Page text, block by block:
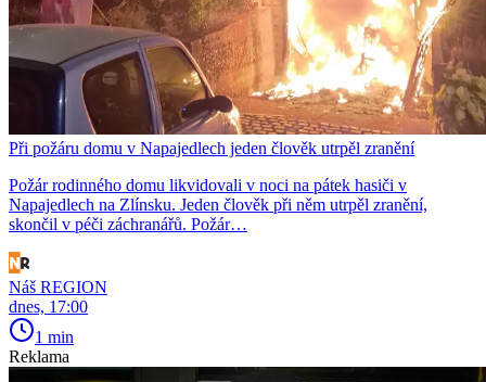
Při požáru domu v Napajedlech jeden člověk utrpěl zranění
Požár rodinného domu likvidovali v noci na pátek hasiči v
Napajedlech na Zlínsku. Jeden člověk při něm utrpěl zranění,
skončil v péči záchranářů. Požár…
Náš REGION
dnes, 17:00
1 min
Reklama